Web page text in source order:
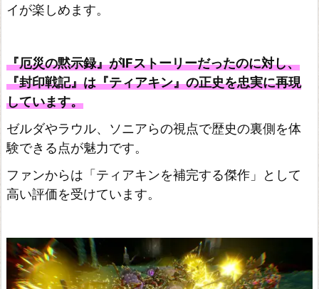
イが楽しめます。
『厄災の黙示録』がIFストーリーだったのに対し、
『封印戦記』は『ティアキン』の正史を忠実に再現
しています。
ゼルダやラウル、ソニアらの視点で歴史の裏側を体
験できる点が魅力です。
ファンからは「ティアキンを補完する傑作」として
高い評価を受けています。